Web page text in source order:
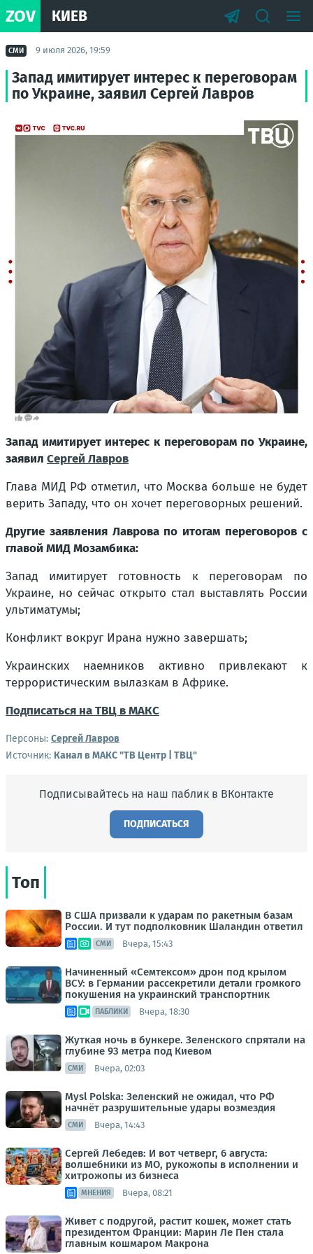
ZOV КИЕВ
СМИ 9 июля 2026, 19:59
Запад имитирует интерес к переговорам
по Украине, заявил Сергей Лавров
Запад имитирует интерес к переговорам по Украине,
заявил Сергей Лавров
Глава МИД РФ отметил, что Москва больше не будет
верить Западу, что он хочет переговорных решений.
Другие заявления Лаврова по итогам переговоров с
главой МИД Мозамбика:
Запад имитирует готовность к переговорам по
Украине, но сейчас открыто стал выставлять России
ультиматумы;
Конфликт вокруг Ирана нужно завершать;
Украинских наемников активно привлекают к
террористическим вылазкам в Африке.
Подписаться на ТВЦ в МАКС
Персоны: Сергей Лавров
Источник: Канал в МАКС "ТВ Центр | ТВЦ"
Подписывайтесь на наш паблик в ВКонтакте
ПОДПИСАТЬСЯ
Топ
В США призвали к ударам по ракетным базам
России. И тут подполковник Шаландин ответил
СМИ Вчера, 15:43
Начиненный «Семтексом» дрон под крылом
ВСУ: в Германии рассекретили детали громкого
покушения на украинский транспортник
ПАБЛИКИ Вчера, 18:30
Жуткая ночь в бункере. Зеленского спрятали на
глубине 93 метра под Киевом
СМИ Вчера, 02:03
Mysl Polska: Зеленский не ожидал, что РФ
начнёт разрушительные удары возмездия
СМИ Вчера, 14:43
Сергей Лебедев: И вот четверг, 6 августа:
волшебники из МО, рукожопы в исполнении и
хитрожопы из бизнеса
МНЕНИЯ Вчера, 08:21
Живет с подругой, растит кошек, может стать
президентом Франции: Марин Ле Пен стала
главным кошмаром Макрона